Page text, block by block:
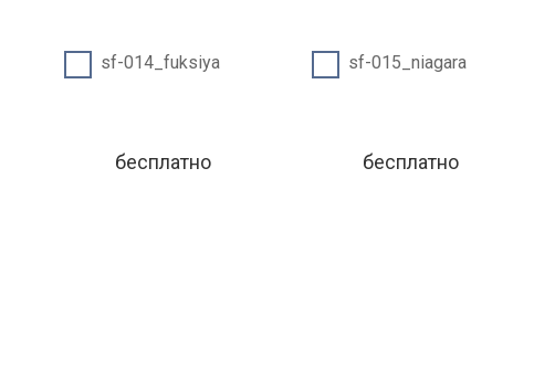
sf-014_fuksiya
бесплатно
sf-015_niagara
бесплатно